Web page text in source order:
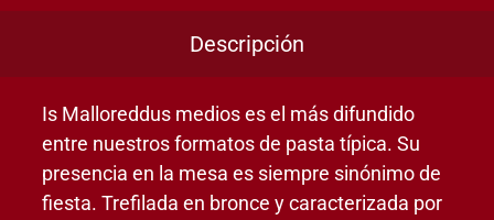
Descripción
Is Malloreddus medios es el más difundido
entre nuestros formatos de pasta típica. Su
presencia en la mesa es siempre sinónimo de
fiesta. Trefilada en bronce y caracterizada por